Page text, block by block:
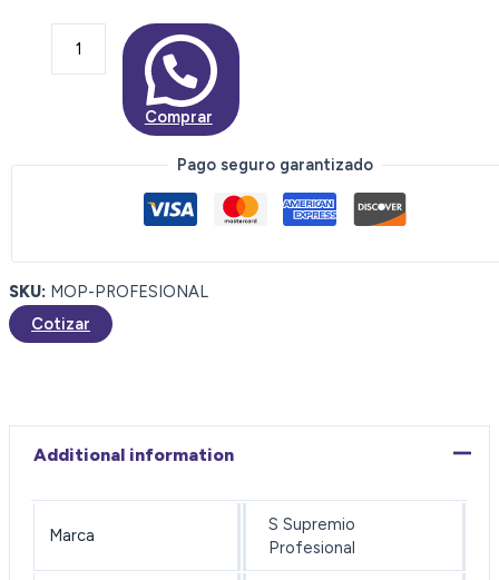
sin
Comprar
Pago seguro garantizado
SKU: MOP-PROFESIONAL
Cotizar
Additional information
Marca
S Supremio
Profesional